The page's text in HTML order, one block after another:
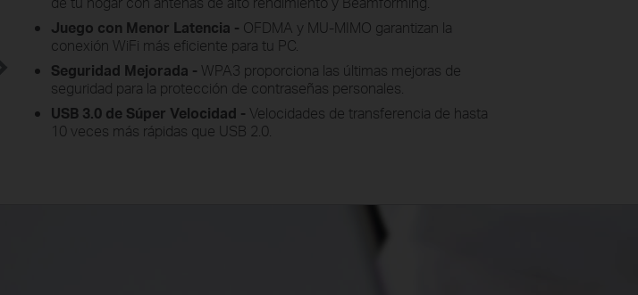
Juego con Menor Latencia - OFDMA y MU-MIMO garantizan la
conexión WiFi más eficiente para tu PC.
Seguridad Mejorada - WPA3 proporciona las últimas mejoras de
seguridad para la protección de contraseñas personales.
USB 3.0 de Súper Velocidad - Velocidades de transferencia de hasta
10 veces más rápidas que USB 2.0.